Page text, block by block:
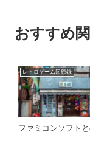
おすすめ
レトロゲーム回顧録
ファミコンソフト